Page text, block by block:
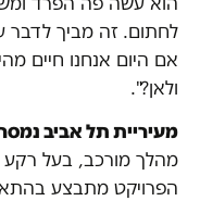
לחתום. זה מביך לדבר
אם היום אנחנו חיים
ולאן?".
מעיריית תל אביב
מהלך מורכב, בעל רקע
הפרויקט מתבצע